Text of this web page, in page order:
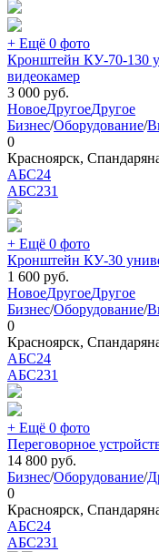
+ Ещё 0 фото
Кронштейн КУ-70-130
видеокамер
3 000 руб.
НовоеДругоеДругое
Бизнес/Оборудование/
0
Красноярск,
АБС24
АБС231
+ Ещё 0 фото
Кронштейн КУ-30
1 600 руб.
НовоеДругоеДругое
Бизнес/Оборудование/
0
Красноярск,
АБС24
АБС231
+ Ещё 0 фото
Переговорное
14 800 руб.
Бизнес/Оборудование/
0
Красноярск,
АБС24
АБС231